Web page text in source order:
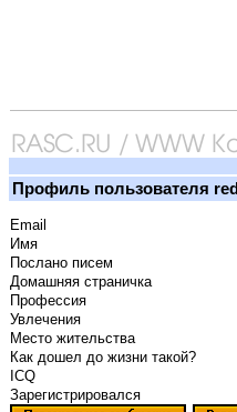
Профиль пользователя red
Email
Имя
Послано писем
Домашняя страничка
Профессия
Увлечения
Место жительства
Как дошел до жизни такой?
ICQ
Зарегистрировался